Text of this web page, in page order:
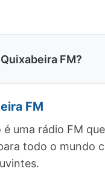
FM?
FM
é uma rádio FM
todo o mundo